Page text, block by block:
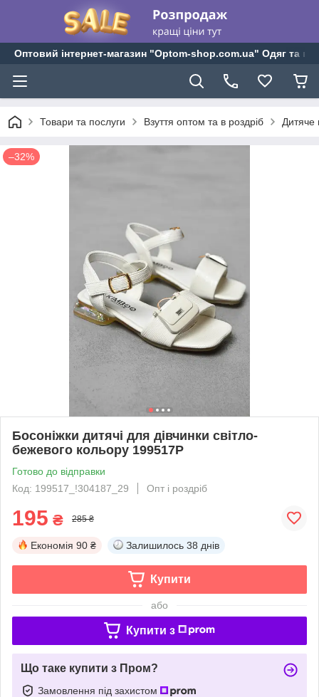
Оптовий інтернет-магазин "Optom-shop.com.ua" Одяг та
Товари та послуги Взуття оптом та в роздріб Дитяче
–32%
Босоніжки дитячі для дівчинки світло-
бежевого кольору 199517P
Готово до відправки
Код: 199517_!304187_29
Опт і роздріб
195 ₴ 285 ₴
Економія 90 ₴ Залишилось 38 днів
Купити
або
Купити з
Що таке купити з Пром?
Замовлення під захистом